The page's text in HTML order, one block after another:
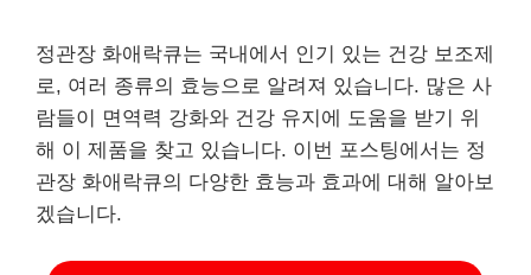
정관장 화애락큐는 국내에서 인기 있는 건강 보조제
로, 여러 종류의 효능으로 알려져 있습니다. 많은 사
람들이 면역력 강화와 건강 유지에 도움을 받기 위
해 이 제품을 찾고 있습니다. 이번 포스팅에서는 정
관장 화애락큐의 다양한 효능과 효과에 대해 알아보
겠습니다.